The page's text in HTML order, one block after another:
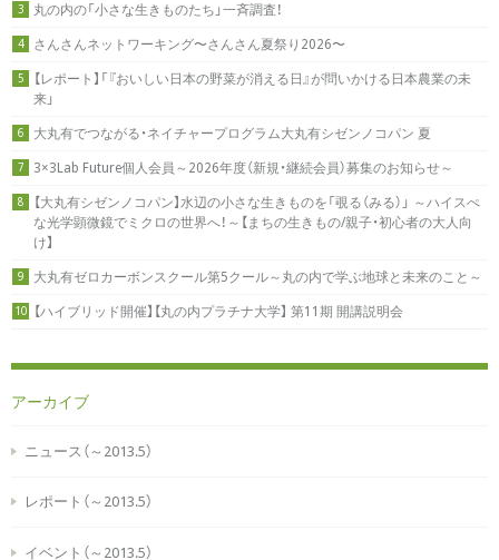
3 丸の内の「小さな生きものたち」一斉調査！
4 さんさんネットワーキング〜さんさん夏祭り2026〜
5
【レポート】「『おいしい日本の野菜が消える日』が問いかける日本農業の未
来」
6 大丸有でつながる・ネイチャープログラム大丸有シゼンノコパン 夏
7 3×3Lab Future個人会員～2026年度（新規・継続会員）募集のお知らせ～
8
【大丸有シゼンノコパン】水辺の小さな生きものを「覗る（みる）」 ～ハイスぺ
な光学顕微鏡でミクロの世界へ！～【まちの生きもの/親子・初心者の大人向
け】
9 大丸有ゼロカーボンスクール第5クール～丸の内で学ぶ地球と未来のこと～
10 【ハイブリッド開催】【丸の内プラチナ大学】 第11期 開講説明会
アーカイブ
ニュース（～2013.5）
レポート（～2013.5）
イベント（～2013.5）